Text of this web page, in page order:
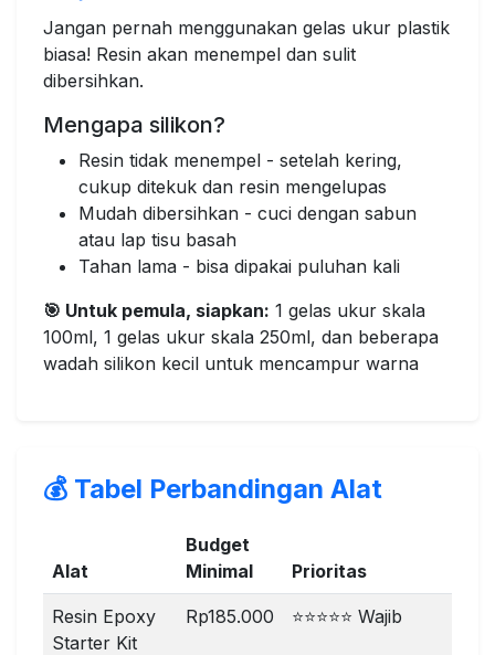
Jangan pernah menggunakan gelas ukur plastik
biasa! Resin akan menempel dan sulit
dibersihkan.
Mengapa silikon?
Resin tidak menempel - setelah kering,
cukup ditekuk dan resin mengelupas
Mudah dibersihkan - cuci dengan sabun
atau lap tisu basah
Tahan lama - bisa dipakai puluhan kali
🎯 Untuk pemula, siapkan: 1 gelas ukur skala
100ml, 1 gelas ukur skala 250ml, dan beberapa
wadah silikon kecil untuk mencampur warna
💰 Tabel Perbandingan Alat
Alat
Budget
Minimal
Prioritas
Resin Epoxy
Starter Kit
Rp185.000 ⭐⭐⭐⭐⭐ Wajib